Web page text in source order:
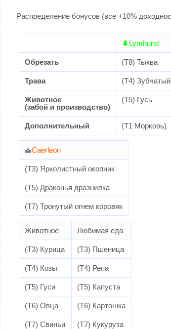
Распределение бонусов (все +10%
🌲Lymhurst
Обрезать (T8) Тыква
Трава (T4)
Животное
(забой и производство)
(T5) Гусь
Дополнительный (Т1 Морковь)
⛪Caerleon
(T3) Ярколистный окопник
(T5) Драконья дразнилка
(T7) Тронутый огнем коровяк
Животное Любимая еда
(T3) Курица (T3) Пшеница
(T4) Козы (T4) Репа
(T5) Гуси (T5) Капуста
(T6) Овца (T6) Картошка
(T7) Свиньи (T7) Кукуруза